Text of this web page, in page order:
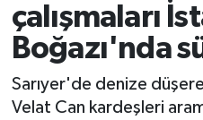
çalışmaları
Boğazı'nda
Sarıyer'de denize
Velat Can kardeşleri
SPOR
MAGAZİN
Tüm Manşetler
Son Dakika Haberleri